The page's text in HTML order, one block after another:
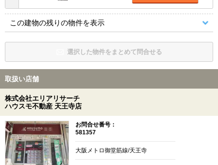
この建物の残りの物件を表示
選択した物件をまとめて問合せる
取扱い店舗
株式会社エリアリサーチ
ハウスモ不動産 天王寺店
お問合せ番号：
581357
大阪メトロ御堂筋線/天王寺